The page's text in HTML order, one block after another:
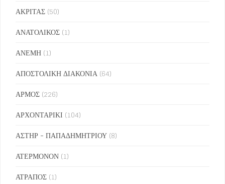
ΑΚΡΙΤΑΣ (50)
ΑΝΑΤΟΛΙΚΟΣ (1)
ΑΝΕΜΗ (1)
ΑΠΟΣΤΟΛΙΚΗ ΔΙΑΚΟΝΙΑ (64)
ΑΡΜΟΣ (226)
ΑΡΧΟΝΤΑΡΙΚΙ (104)
ΑΣΤΗΡ - ΠΑΠΑΔΗΜΗΤΡΙΟΥ (8)
ΑΤΕΡΜΟΝΟΝ (1)
ΑΤΡΑΠΟΣ (1)